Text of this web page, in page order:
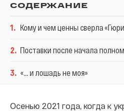
СОДЕРЖАНИЕ
1. Кому и чем ценны сверла
2. Поставки после начала
3. «... и лошадь не моя»
Осенью 2021 года, когда к